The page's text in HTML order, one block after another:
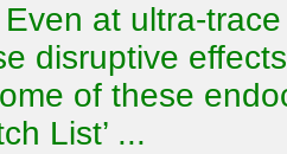
Even at ultra-
disruptive
of these
List’ ...